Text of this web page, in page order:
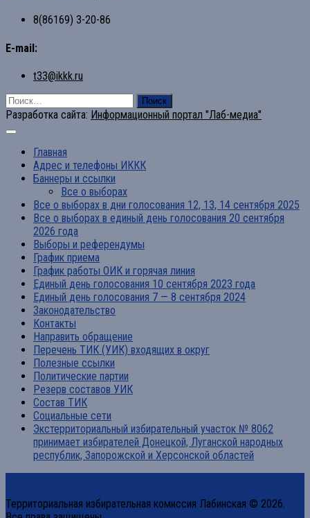
8(86169) 3-20-86
E-mail:
t33@ikkk.ru
Найти:
Разработка сайта: Информационный портал "Лаб-медиа"
Главная
Адрес и телефоны ИККК
Баннеры и ссылки
Все о выборах
Все о выборах в дни голосования 12, 13, 14 сентября 2025
Все о выборах в единый день голосования 20 сентября
2026 года
Выборы и референдумы
График приема
График работы ОИК и горячая линия
Единый день голосования 10 сентября 2023 года
Единый день голосования 7 — 8 сентября 2024
Законодательство
Контакты
Направить обращение
Перечень ТИК (УИК) входящих в округ
Полезные ссылки
Политические партии
Резерв составов УИК
Состав ТИК
Социальные сети
Экстерриториальный избирательный участок № 8062
принимает избирателей Донецкой, Луганской народных
республик, Запорожской и Херсонской областей
Территориальная избирательная комиссия Лабинская © 2026.